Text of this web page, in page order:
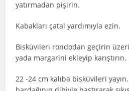
yatırmadan pişirin.
Kabakları çatal yardımıyla ezin.
Bisküvileri rondodan geçirin
yada margarini ekleyip karıştırın.
22 -24 cm kalıba bisküvileri